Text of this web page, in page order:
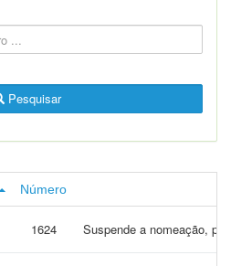
Pesquisar
Número
1624 Suspende a nomeação,